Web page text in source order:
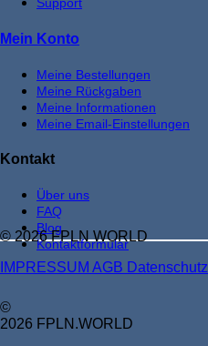
Support
Mein Konto
Meine Bestellungen
Meine Rückgaben
Meine Informationen
Meine Email-Einstellungen
Kontakt
Über uns
FAQ
Blog
Kontaktformular
© 2026 FPLN WORLD
IMPRESSUM AGB Datenschutz
©
2026 FPLN.WORLD